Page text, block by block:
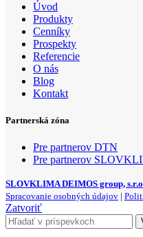
Úvod
Produkty
Cenníky
Prospekty
Referencie
O nás
Blog
Kontakt
Partnerská zóna
Pre partnerov DTN
Pre partnerov
SLOVKLIMA DEIMOS group,
Spracovanie osobných údajov |
Zatvoriť